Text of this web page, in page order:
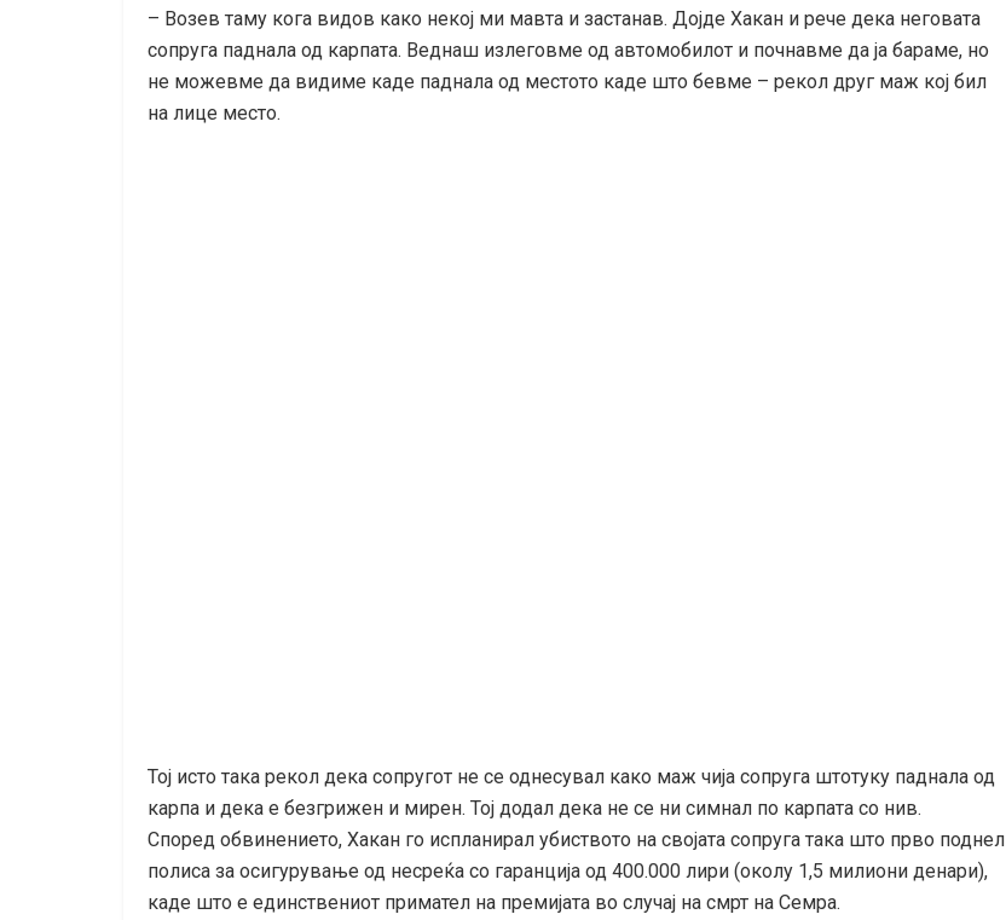
– Возев таму кога видов како некој ми мавта и застанав. Дојде Хакан и рече дека неговата
сопруга паднала од карпата. Веднаш излеговме од автомобилот и почнавме да ја бараме, но
не можевме да видиме каде паднала од местото каде што бевме – рекол друг маж кој бил
на лице место.
Тој исто така рекол дека сопругот не се однесувал како маж чија сопруга штотуку паднала од
карпа и дека е безгрижен и мирен. Тој додал дека не се ни симнал по карпата со нив.
Според обвинението, Хакан го испланирал убиството на својата сопруга така што прво поднел
полиса за осигурување од несреќа со гаранција од 400.000 лири (околу 1,5 милиони денари),
каде што е единствениот примател на премијата во случај на смрт на Семра.